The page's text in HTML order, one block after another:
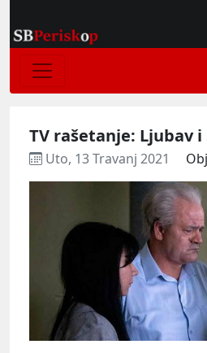
TV rašetanje: Ljubav i
Uto, 13 Travanj 2021